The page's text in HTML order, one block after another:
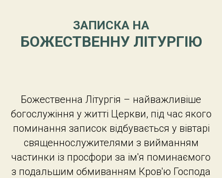
ЗАПИСКА НА
БОЖЕСТВЕННУ ЛІТУРГІЮ
Божественна Літургія – найважливіше
богослужіння у житті Церкви, під час якого
поминання записок відбувається у вівтарі
священнослужителями з вийманням
частинки із просфори за ім'я поминаємого
з подальшим обмиванням Кров'ю Господа